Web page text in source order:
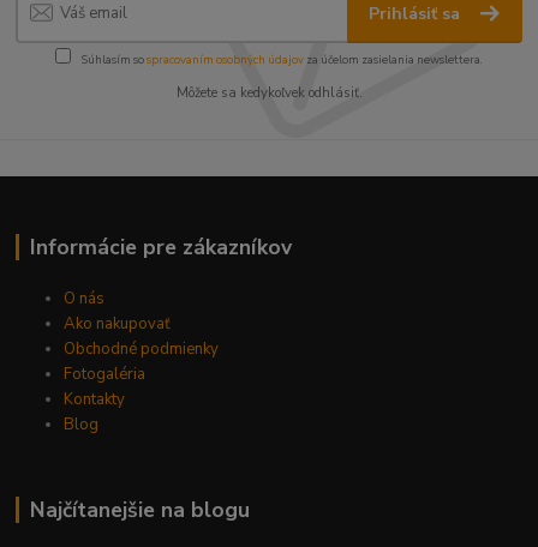
Prihlásiť sa
Súhlasím sospracovaním osobných údajov za účelom zasielania newslettera.
Môžete sa kedykoľvek odhlásiť.
Informácie pre zákazníkov
O nás
Ako nakupovať
Obchodné podmienky
Fotogaléria
Kontakty
Blog
Najčítanejšie na blogu